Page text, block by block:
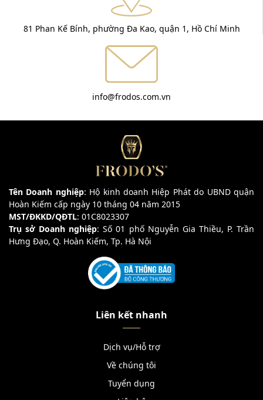
81 Phan Kế Bính, phường Đa Kao, quận 1, Hồ Chí Minh
info@frodos.com.vn
Tên Doanh nghiệp: Hộ kinh doanh Hiệp Phát do UBND quận
Hoàn Kiếm cấp ngày 10 tháng 04 năm 2015
MST/ĐKKD/QĐTL: 01C8023307
Trụ sở Doanh nghiệp: Số 01 phố Nguyễn Gia Thiều, P. Trần
Hưng Đạo, Q. Hoàn Kiếm, Tp. Hà Nội
Liên kết nhanh
Dịch vụ/Hỗ trợ
Về chúng tôi
Tuyển dụng